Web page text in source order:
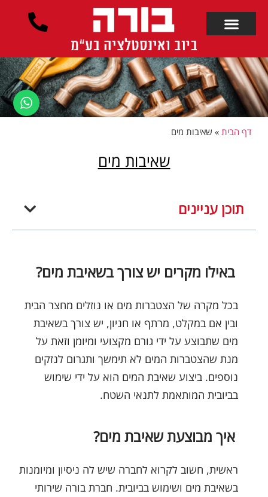
דף הבית » שאיבות מים
שאיבות מים
באילו מקרים יש צורך בשאיבת מים?
בכל מקרה של הצטברות מים או נוזלים מחצר הבית
ובין אם במקלט, מרתף או חניון, יש צורך בשאיבת
מים שתבוצע על ידי גורם מקצועי ומיומן וזאת על
מנת שהצטברות המים לא תימשך ותגרום לנזקים
נוספים. ביצוע שאיבת המים הוא על ידי שימוש
בביובית המותאמת לתנאי השטח.
איך מבוצעת שאיבת מים?
ראשית, חשוב לקרוא לחברה שיש לה ניסיון ומיומנות
בשאיבת מים ושימוש בביובית. חברת בורה שירותי
תוכן עניינים